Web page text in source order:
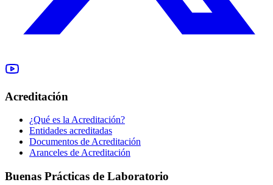
Acreditación
¿Qué es la Acreditación?
Entidades acreditadas
Documentos de Acreditación
Aranceles de Acreditación
Buenas Prácticas de Laboratorio